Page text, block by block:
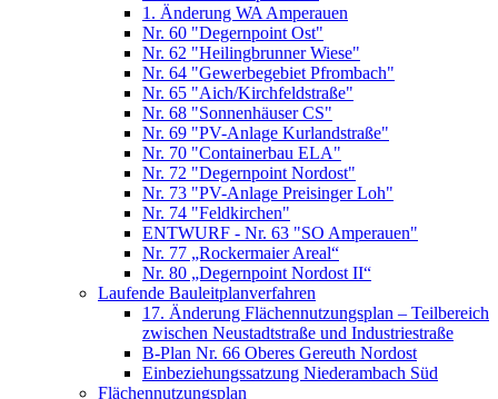
1. Änderung WA Amperauen
Nr. 60 "Degernpoint Ost"
Nr. 62 "Heilingbrunner Wiese"
Nr. 64 "Gewerbegebiet Pfrombach"
Nr. 65 "Aich/Kirchfeldstraße"
Nr. 68 "Sonnenhäuser CS"
Nr. 69 "PV-Anlage Kurlandstraße"
Nr. 70 "Containerbau ELA"
Nr. 72 "Degernpoint Nordost"
Nr. 73 "PV-Anlage Preisinger Loh"
Nr. 74 "Feldkirchen"
ENTWURF - Nr. 63 "SO Amperauen"
Nr. 77 „Rockermaier Areal“
Nr. 80 „Degernpoint Nordost II“
Laufende Bauleitplanverfahren
17. Änderung Flächennutzungsplan – Teilbereich
zwischen Neustadtstraße und Industriestraße
B-Plan Nr. 66 Oberes Gereuth Nordost
Einbeziehungssatzung Niederambach Süd
Flächennutzungsplan